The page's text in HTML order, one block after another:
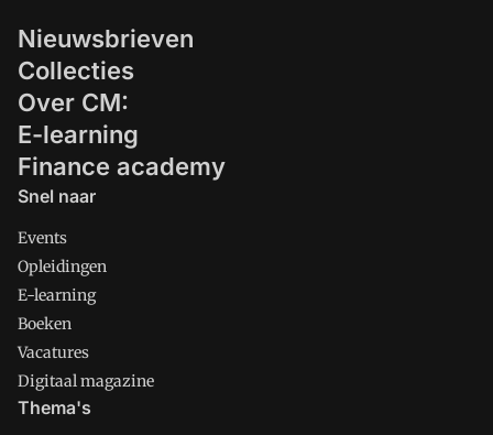
Nieuwsbrieven
Collecties
Over CM:
E-learning
Finance academy
Snel naar
Events
Opleidingen
E-learning
Boeken
Vacatures
Digitaal magazine
Thema's